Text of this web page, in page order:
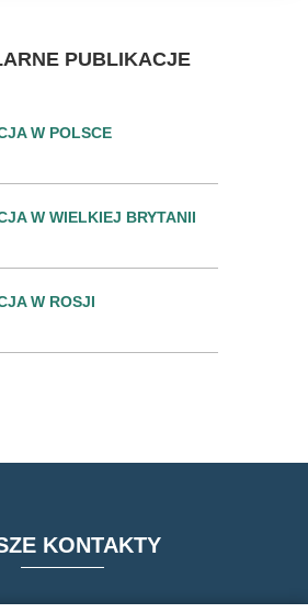
PUBLIKACJE
W POLSCE
W WIELKIEJ BRYTANII
W ROSJI
KONTAKTY